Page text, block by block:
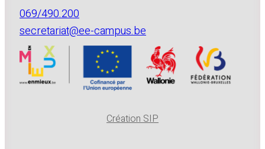
069/490.200
secretariat@ee-campus.be
Création SIP